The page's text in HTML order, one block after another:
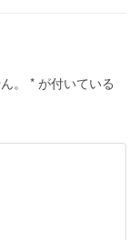
。 * が付いている